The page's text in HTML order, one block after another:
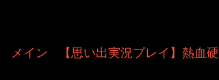
メイン
【思い出実況プレイ】熱血硬